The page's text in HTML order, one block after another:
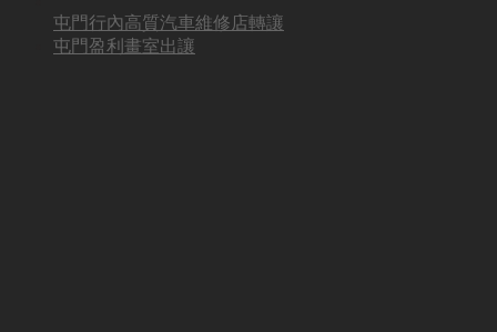
屯門行內高質汽車維修店轉讓
屯門盈利畫室出讓